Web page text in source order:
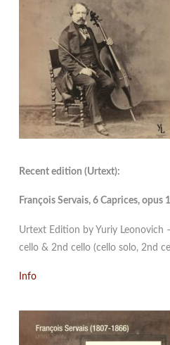
Recent edition (Urtext):
François Servais, 6 Caprices, opus
Urtext Edition by Yuriy Leonovich
cello & 2nd cello (cello solo, 2nd
Info